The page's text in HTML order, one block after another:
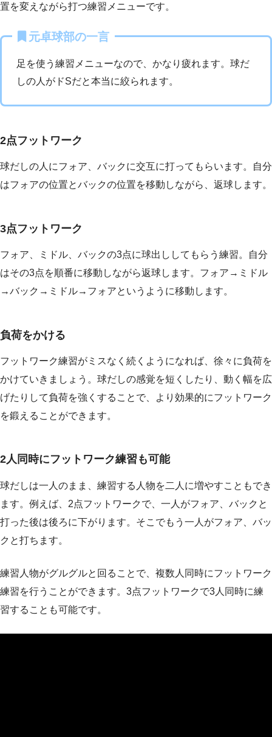
置を変えながら打つ練習メニューです。
元卓球部の一言
足を使う練習メニューなので、かなり疲れます。球だ
しの人がドSだと本当に絞られます。
2点フットワーク
球だしの人にフォア、バックに交互に打ってもらいます。自分
はフォアの位置とバックの位置を移動しながら、返球します。
3点フットワーク
フォア、ミドル、バックの3点に球出ししてもらう練習。自分
はその3点を順番に移動しながら返球します。フォア→ミドル
→バック→ミドル→フォアというように移動します。
負荷をかける
フットワーク練習がミスなく続くようになれば、徐々に負荷を
かけていきましょう。球だしの感覚を短くしたり、動く幅を広
げたりして負荷を強くすることで、より効果的にフットワーク
を鍛えることができます。
2人同時にフットワーク練習も可能
球だしは一人のまま、練習する人物を二人に増やすこともでき
ます。例えば、2点フットワークで、一人がフォア、バックと
打った後は後ろに下がります。そこでもう一人がフォア、バッ
クと打ちます。
練習人物がグルグルと回ることで、複数人同時にフットワーク
練習を行うことができます。3点フットワークで3人同時に練
習することも可能です。